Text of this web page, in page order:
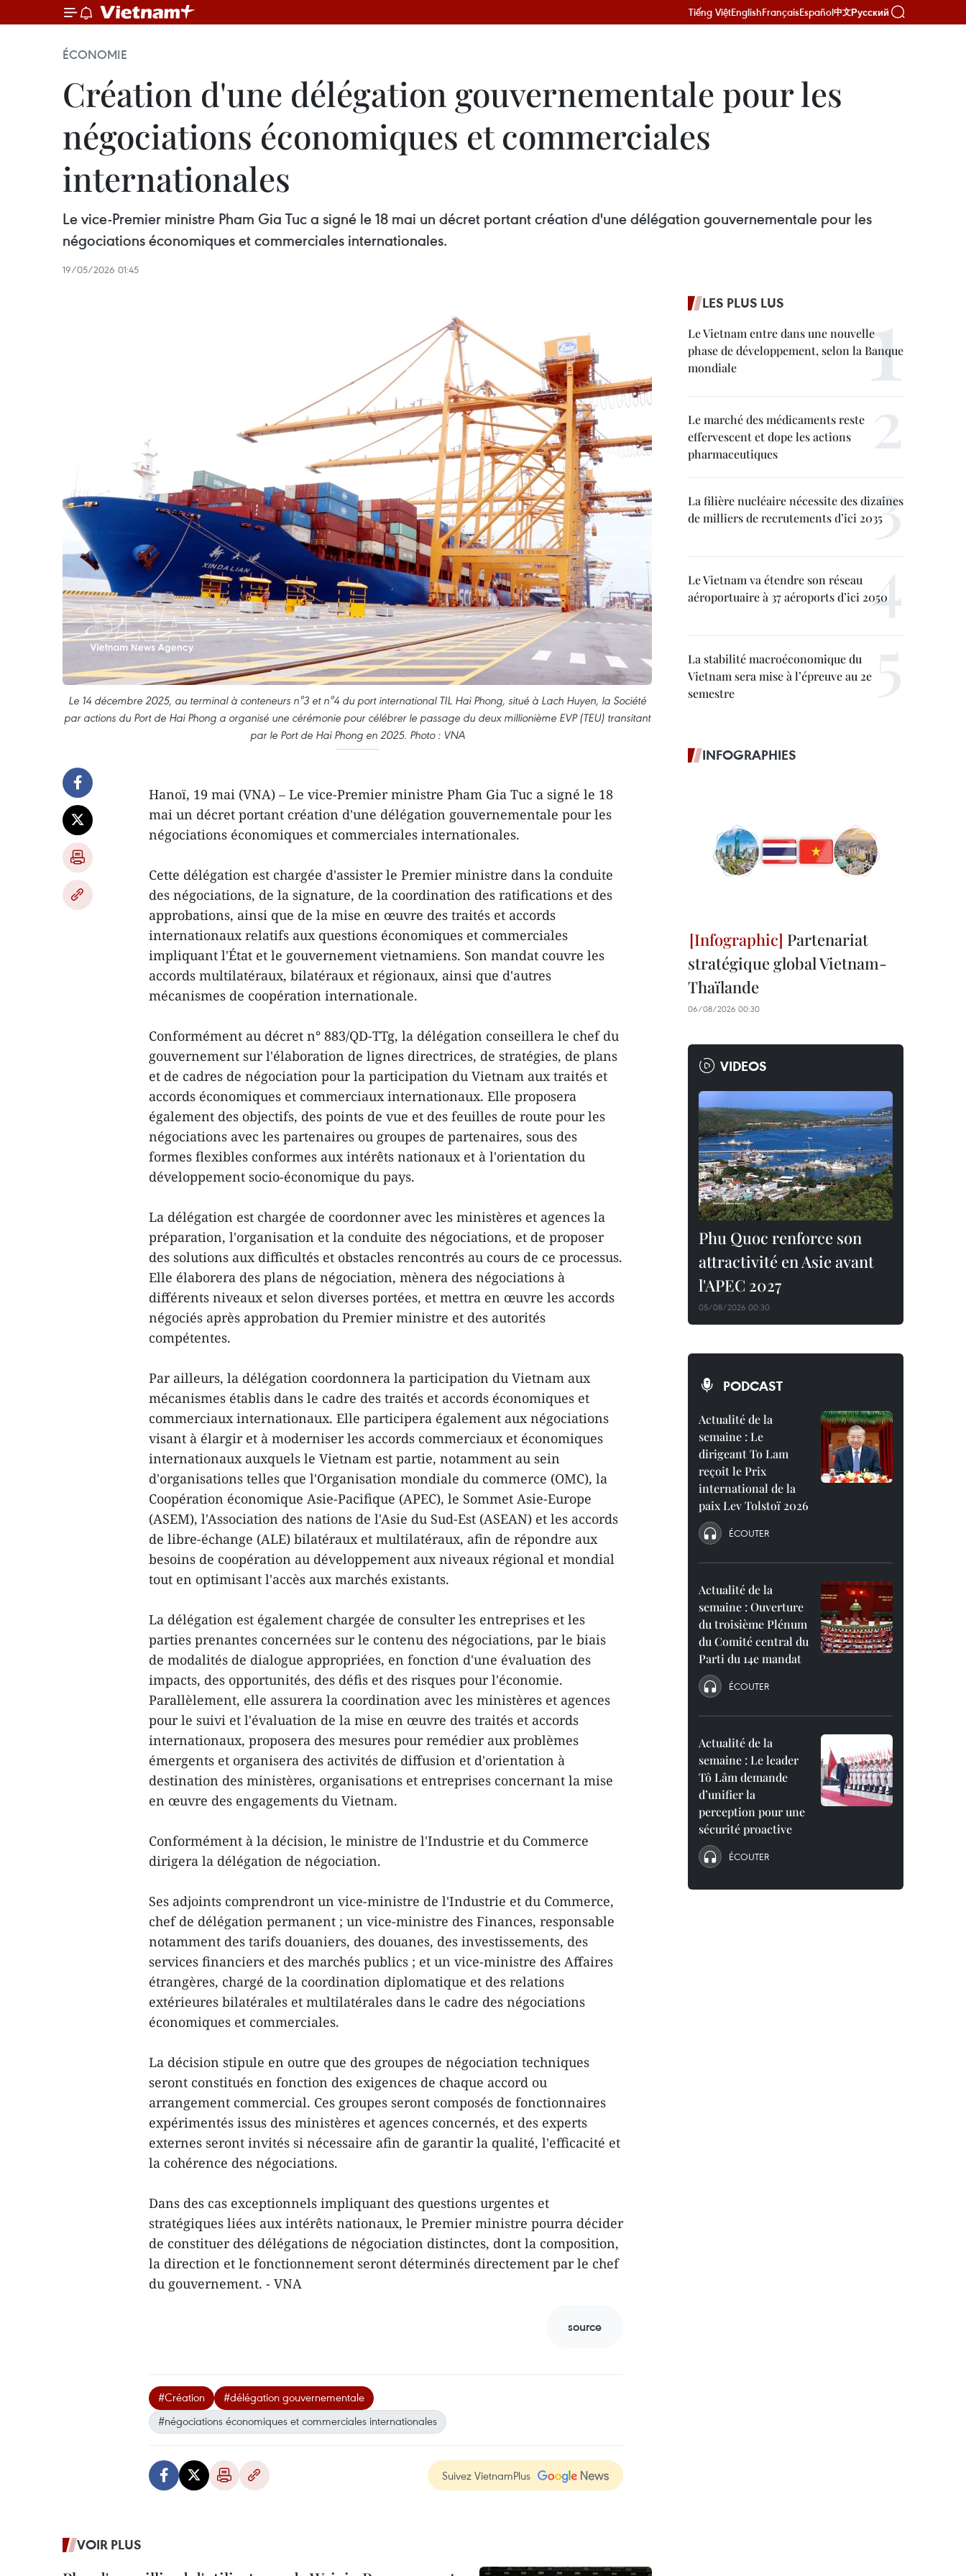
Tiếng ViệtEnglishFrançaisEspañol中文Русский
ÉCONOMIE
Création d'une délégation gouvernementale pour les
négociations économiques et commerciales
internationales
Le vice-Premier ministre Pham Gia Tuc a signé le 18 mai un décret portant création d'une délégation gouvernementale pour les
négociations économiques et commerciales internationales.
19/05/2026 01:45
Le 14 décembre 2025, au terminal à conteneurs n°3 et n°4 du port international TIL Hai Phong, situé à Lach Huyen, la Société
par actions du Port de Hai Phong a organisé une cérémonie pour célébrer le passage du deux millionième EVP (TEU) transitant
par le Port de Hai Phong en 2025. Photo : VNA
Hanoï, 19 mai (VNA) – Le vice-Premier ministre Pham Gia Tuc a signé le 18
mai un décret portant création d'une délégation gouvernementale pour les
négociations économiques et commerciales internationales.
Cette délégation est chargée d'assister le Premier ministre dans la conduite
des négociations, de la signature, de la coordination des ratifications et des
approbations, ainsi que de la mise en œuvre des traités et accords
internationaux relatifs aux questions économiques et commerciales
impliquant l'État et le gouvernement vietnamiens. Son mandat couvre les
accords multilatéraux, bilatéraux et régionaux, ainsi que d'autres
mécanismes de coopération internationale.
Conformément au décret n° 883/QD-TTg, la délégation conseillera le chef du
gouvernement sur l'élaboration de lignes directrices, de stratégies, de plans
et de cadres de négociation pour la participation du Vietnam aux traités et
accords économiques et commerciaux internationaux. Elle proposera
également des objectifs, des points de vue et des feuilles de route pour les
négociations avec les partenaires ou groupes de partenaires, sous des
formes flexibles conformes aux intérêts nationaux et à l'orientation du
développement socio-économique du pays.
La délégation est chargée de coordonner avec les ministères et agences la
préparation, l'organisation et la conduite des négociations, et de proposer
des solutions aux difficultés et obstacles rencontrés au cours de ce processus.
Elle élaborera des plans de négociation, mènera des négociations à
différents niveaux et selon diverses portées, et mettra en œuvre les accords
négociés après approbation du Premier ministre et des autorités
compétentes.
Par ailleurs, la délégation coordonnera la participation du Vietnam aux
mécanismes établis dans le cadre des traités et accords économiques et
commerciaux internationaux. Elle participera également aux négociations
visant à élargir et à moderniser les accords commerciaux et économiques
internationaux auxquels le Vietnam est partie, notamment au sein
d'organisations telles que l'Organisation mondiale du commerce (OMC), la
Coopération économique Asie-Pacifique (APEC), le Sommet Asie-Europe
(ASEM), l'Association des nations de l'Asie du Sud-Est (ASEAN) et les accords
de libre-échange (ALE) bilatéraux et multilatéraux, afin de répondre aux
besoins de coopération au développement aux niveaux régional et mondial
tout en optimisant l'accès aux marchés existants.
La délégation est également chargée de consulter les entreprises et les
parties prenantes concernées sur le contenu des négociations, par le biais
de modalités de dialogue appropriées, en fonction d'une évaluation des
impacts, des opportunités, des défis et des risques pour l'économie.
Parallèlement, elle assurera la coordination avec les ministères et agences
pour le suivi et l'évaluation de la mise en œuvre des traités et accords
internationaux, proposera des mesures pour remédier aux problèmes
émergents et organisera des activités de diffusion et d'orientation à
destination des ministères, organisations et entreprises concernant la mise
en œuvre des engagements du Vietnam.
Conformément à la décision, le ministre de l'Industrie et du Commerce
dirigera la délégation de négociation.
Ses adjoints comprendront un vice-ministre de l'Industrie et du Commerce,
chef de délégation permanent ; un vice-ministre des Finances, responsable
notamment des tarifs douaniers, des douanes, des investissements, des
services financiers et des marchés publics ; et un vice-ministre des Affaires
étrangères, chargé de la coordination diplomatique et des relations
extérieures bilatérales et multilatérales dans le cadre des négociations
économiques et commerciales.
La décision stipule en outre que des groupes de négociation techniques
seront constitués en fonction des exigences de chaque accord ou
arrangement commercial. Ces groupes seront composés de fonctionnaires
expérimentés issus des ministères et agences concernés, et des experts
externes seront invités si nécessaire afin de garantir la qualité, l'efficacité et
la cohérence des négociations.
Dans des cas exceptionnels impliquant des questions urgentes et
stratégiques liées aux intérêts nationaux, le Premier ministre pourra décider
de constituer des délégations de négociation distinctes, dont la composition,
la direction et le fonctionnement seront déterminés directement par le chef
du gouvernement. - VNA
source
#Création
#délégation gouvernementale
#négociations économiques et commerciales internationales
Suivez VietnamPlus
VOIR PLUS
LES PLUS LUS
Le Vietnam entre dans une nouvelle
phase de développement, selon la Banque
mondiale
Le marché des médicaments reste
effervescent et dope les actions
pharmaceutiques
La filière nucléaire nécessite des dizaines
de milliers de recrutements d’ici 2035
Le Vietnam va étendre son réseau
aéroportuaire à 37 aéroports d’ici 2050
La stabilité macroéconomique du
Vietnam sera mise à l’épreuve au 2e
semestre
INFOGRAPHIES
Partenariat
stratégique global Vietnam-
Thaïlande
06/08/2026 00:30
VIDEOS
Phu Quoc renforce son
attractivité en Asie avant
l'APEC 2027
05/08/2026 00:30
PODCAST
Actualité de la
semaine : Le
dirigeant To Lam
reçoit le Prix
international de la
paix Lev Tolstoï 2026
ÉCOUTER
Actualité de la
semaine : Ouverture
du troisième Plénum
du Comité central du
Parti du 14e mandat
ÉCOUTER
Actualité de la
semaine : Le leader
Tô Lâm demande
d’unifier la
perception pour une
sécurité proactive
ÉCOUTER